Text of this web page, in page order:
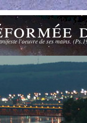
l'oeuvre de ses mains.